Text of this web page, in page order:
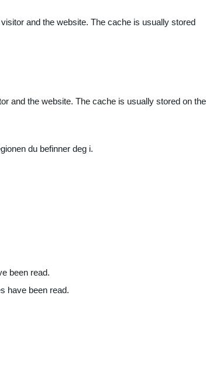
and the website. The cache is usually stored
and the website. The cache is usually stored on the
du befinner deg i.
been read.
have been read.